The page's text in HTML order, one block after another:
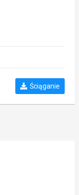
Ściąganie